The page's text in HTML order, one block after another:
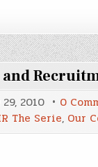
and
2010 0
The Serie, Our